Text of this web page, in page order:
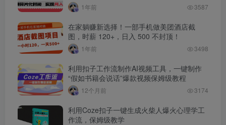
1年前 3587
在家躺赚新选择！一部手机做美团酒店截
图，时薪 120+，日入 500 不封顶！
1年前 3498
利用扣子工作流制作AI视频工具，一键制作
“假如书籍会说话”爆款视频保姆级教程
12个月前 3174
利用Coze扣子一键生成火柴人爆火心理学工
作流，保姆级教学